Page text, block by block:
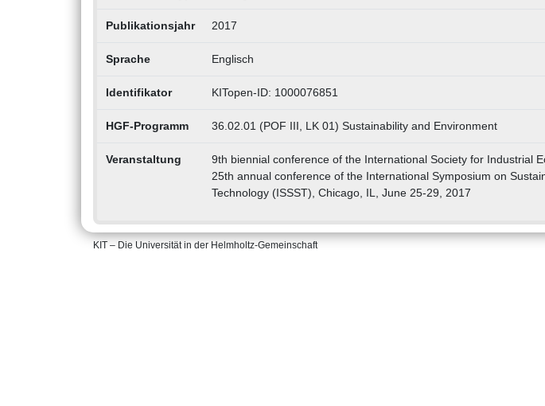
Publikationsjahr 2017
Sprache Englisch
Identifikator KITopen-ID: 1000076851
HGF-Programm 36.02.01 (POF III, LK 01) Sustainability and Environment
Veranstaltung
9th biennial conference of the International Society for Industrial
25th annual conference of the International Symposium on
Technology (ISSST), Chicago, IL, June 25-29, 2017
KIT – Die Universität in der Helmholtz-Gemeinschaft